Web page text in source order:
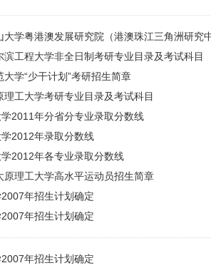
大学粤港澳发展研究院（港澳珠江三角洲研究
滨工程大学非全日制考研专业目录及考试科目
学“少干计划”考研招生简章
理工大学考研专业目录及考试科目
2011年分省分专业录取分数线
2012年录取分数线
2012年各专业录取分数线
原理工大学高水平运动员招生简章
年招生计划确定
年招生计划确定
年招生计划确定